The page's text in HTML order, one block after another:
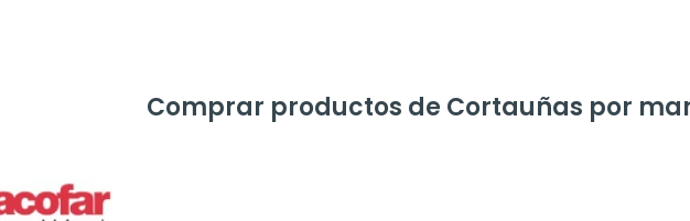
Comprar productos de Cortauñas por